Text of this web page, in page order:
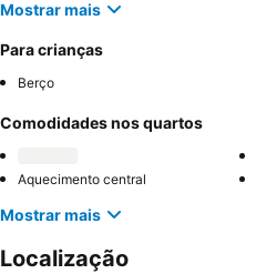
Mostrar mais
Para crianças
Berço
Comodidades nos quartos
Aquecimento central
Mostrar mais
Localização